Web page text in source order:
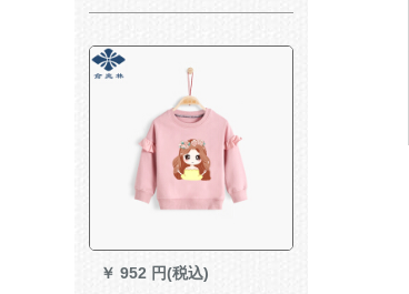
バの头打ちのシャッツ2-3歳の
レイン色の95 cm(95-10 cm)
￥ 952 円(税込)